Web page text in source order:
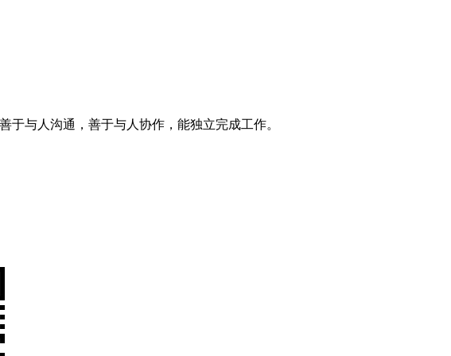
与人沟通，善于与人协作，能独立完成工作。